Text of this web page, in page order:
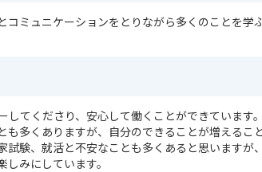
ミュニケーションをとりながら多くのことを学
してくださり、安心して働くことができています
も多くありますが、自分のできることが増えるこ
試験、就活と不安なことも多くあると思いますが
みにしています。